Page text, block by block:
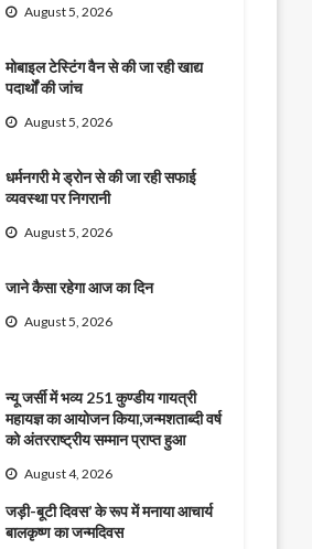
August 5, 2026
मोबाइल टेस्टिंग वैन से की जा रही खाद्य
पदार्थों की जांच
August 5, 2026
धर्मनगरी मे ड्रोन से की जा रही सफाई
व्यवस्था पर निगरानी
August 5, 2026
जाने कैसा रहेगा आज का दिन
August 5, 2026
न्यू जर्सी में भव्य 251 कुण्डीय गायत्री
महायज्ञ का आयोजन किया,जन्मशताब्दी वर्ष
को अंतरराष्ट्रीय सम्मान प्राप्त हुआ
August 4, 2026
जड़ी-बूटी दिवस’ के रूप में मनाया आचार्य
बालकृष्ण का जन्मदिवस